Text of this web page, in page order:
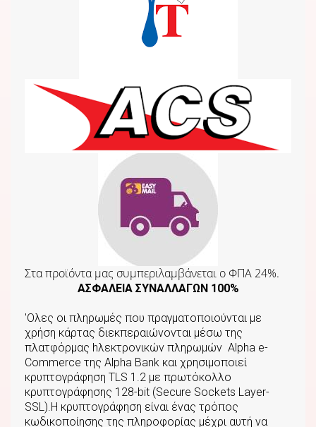
Στα προϊόντα μας συμπεριλαμβάνεται o ΦΠΑ 24%.
ΑΣΦΑΛΕΙΑ ΣΥΝΑΛΛΑΓΩΝ 100%
'Ολες οι πληρωμές που πραγματοποιούνται με
χρήση κάρτας διεκπεραιώνονται μέσω της
πλατφόρμας hλεκτρονικών πληρωμών Αlpha e-
Commerce της Αlpha Bank και χρησιμοποιεί
κρυπτογράφηση TLS 1.2 με πρωτόκολλο
κρυπτογράφησης 128-bit (Secure Sockets Layer-
SSL).Η κρυπτογράφηση είναι ένας τρόπος
κωδικοποίησης της πληροφορίας μέχρι αυτή να